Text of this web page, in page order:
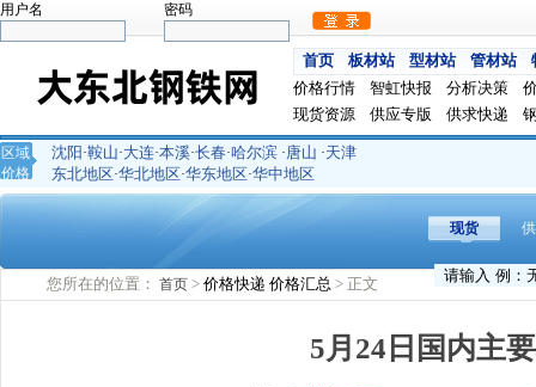
用户名 密码
首页 板材站 型材站 管材站
价格行情
智虹快报 分析决策
现货资源
供应专版 供求快递
区域
价格
沈阳 ·鞍山·大连·本溪·长春·哈尔滨 ·唐山 ·天津
东北地区·华北地区·华东地区·华中地区
现货
您所在的位置： 首页 > 价格快递 价格汇总 > 正文
5月24日国内主